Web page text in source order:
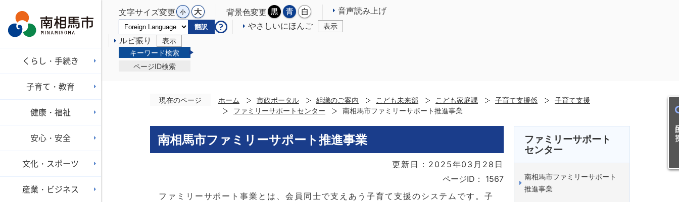
文字サイズ変更 背景色変更 音声読み上げ
翻訳 やさしいにほんご 表示
ルビ振り
表示
キーワード検索
ページID検索
くらし・手続き
子育て・教育
健康・福祉
安心・安全
文化・スポーツ
産業・ビジネス
目
現在のページ ホーム 市政ポータル 組織のご案内 こども未来部 こども家庭課 子育て支援係
子育て支援
ファミリーサポートセンター
南相馬市ファミリーサポート推進事業
南相馬市ファミリーサポート推進事業
更新日：2025年03月28日
ページID：
1567
ファミリーサポート事業とは、会員同士で支えあう子育て支援のシステムです。子
ファミリーサポート
センター
南相馬市ファミリーサポート
推進事業